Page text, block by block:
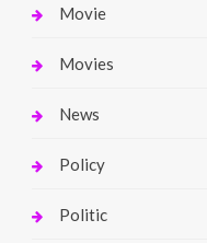
Movie
Movies
News
Policy
Politic